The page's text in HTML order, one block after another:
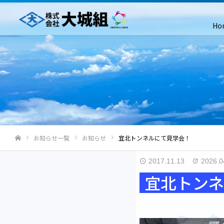
お知らせ一覧 お知らせ 宜北トンネルにて見学会！
2017.11.13
宜北トン